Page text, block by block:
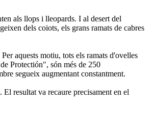
als llops i lleopards. I al desert del
dels coiots, els grans ramats de cabres
aquests motiu, tots els ramats d'ovelles
Protectión", són més de 250
segueix augmentant constantment.
resultat va recaure precisament en el